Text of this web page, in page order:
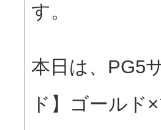
す。
本日は、PG5
ド】ゴールド